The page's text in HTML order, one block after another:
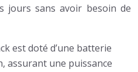
jours sans avoir besoin de
est doté d’une batterie
assurant une puissance